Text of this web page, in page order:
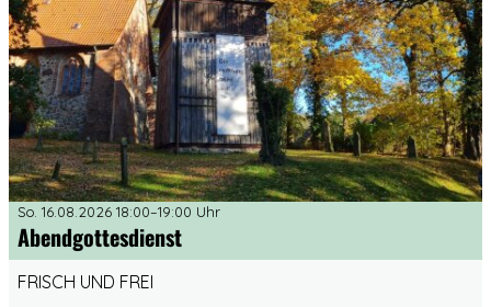
So. 16.08.2026 18:00–19:00 Uhr
Abendgottesdienst
FRISCH UND FREI